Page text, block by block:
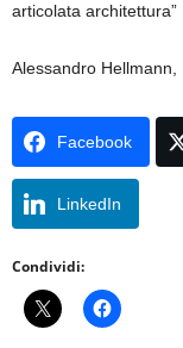
articolata architettura”
Alessandro Hellmann,
Facebook
LinkedIn
Condividi: